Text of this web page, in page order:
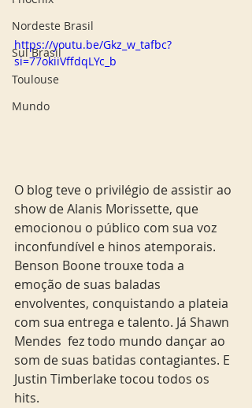
Nordeste Brasil
Sul Brasil
Toulouse
Mundo
https://youtu.be/Gkz_w_tafbc?
si=77okiiVffdqLYc_b
O blog teve o privilégio de assistir ao
show de Alanis Morissette, que
emocionou o público com sua voz
inconfundível e hinos atemporais.
Benson Boone trouxe toda a
emoção de suas baladas
envolventes, conquistando a plateia
com sua entrega e talento. Já Shawn
Mendes  fez todo mundo dançar ao
som de suas batidas contagiantes. E
Justin Timberlake tocou todos os
hits.